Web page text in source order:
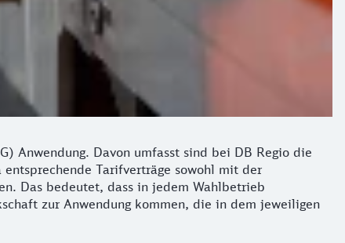
Anwendung. Davon umfasst sind bei DB Regio die
Tarifverträge sowohl mit der
Das bedeutet, dass in jedem Wahlbetrieb
zur Anwendung kommen, die in dem jeweiligen